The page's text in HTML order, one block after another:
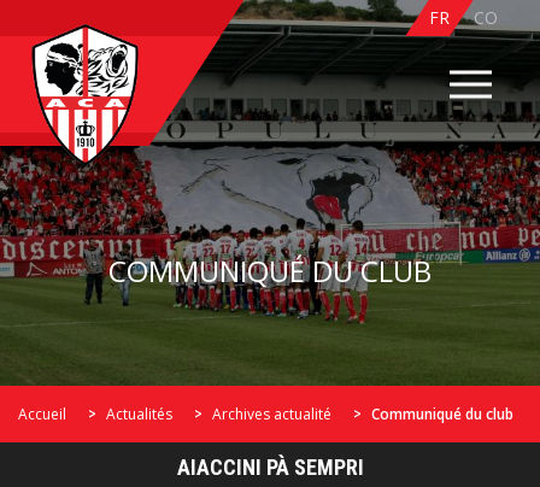
FR CO
COMMUNIQUÉ DU CLUB
Accueil Actualités Archives actualité Communiqué du club